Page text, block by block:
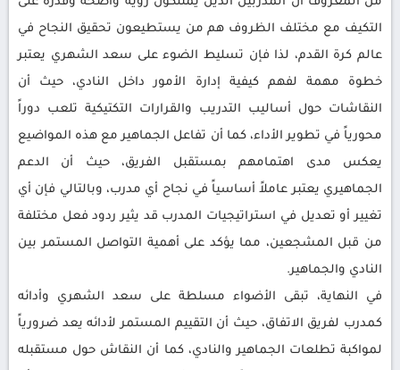
التكيف مع مختلف الظروف هم من يستطيعون تحقيق النجاح في
عالم كرة القدم، لذا فإن تسليط الضوء على سعد الشهري يعتبر
خطوة مهمة لفهم كيفية إدارة الأمور داخل النادي، حيث أن
النقاشات حول أساليب التدريب والقرارات التكتيكية تلعب دوراً
محورياً في تطوير الأداء، كما أن تفاعل الجماهير مع هذه المواضيع
يعكس مدى اهتمامهم بمستقبل الفريق، حيث أن الدعم
الجماهيري يعتبر عاملاً أساسياً في نجاح أي مدرب، وبالتالي فإن أي
تغيير أو تعديل في استراتيجيات المدرب قد يثير ردود فعل مختلفة
من قبل المشجعين، مما يؤكد على أهمية التواصل المستمر بين
النادي والجماهير.
في النهاية، تبقى الأضواء مسلطة على سعد الشهري وأدائه
كمدرب لفريق الاتفاق، حيث أن التقييم المستمر لأدائه يعد ضرورياً
لمواكبة تطلعات الجماهير والنادي، كما أن النقاش حول مستقبله